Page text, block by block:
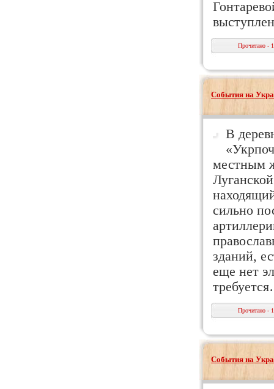
Прочитано -
События на
В
местным
сильно
зданий,
еще нет
Прочитано -
События на